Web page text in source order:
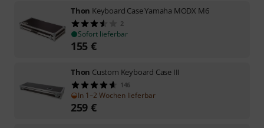
Thon Keyboard Case Yamaha MODX M6
2
Sofort lieferbar
155 €
Thon Custom Keyboard Case III
146
In 1–2 Wochen lieferbar
259 €